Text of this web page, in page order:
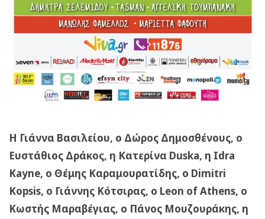
Η Γιάννα Βασιλείου, ο Δώρος Δημοσθένους, ο
Ευστάθιος Δράκος, η Κατερίνα Duska, η Idra
Kayne, ο Θέμης Καραμουρατίδης, ο Dimitri
Kopsis, ο Γιάννης Κότσιρας, ο Leon of Athens, ο
Κωστής Μαραβέγιας, ο Πάνος Μουζουράκης, η